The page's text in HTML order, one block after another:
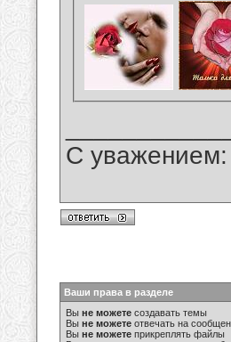
С
Ваши права в разделе
Вы не можете создавать темы
Вы не можете отвечать на
Вы не можете прикреплять файлы